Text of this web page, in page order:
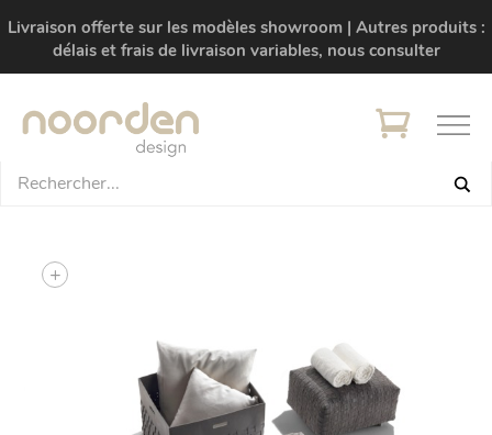
Livraison offerte sur les modèles showroom | Autres produits :
délais et frais de livraison variables, nous consulter
+